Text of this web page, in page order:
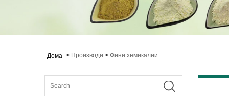
Дома > Производи > Фини хемикалии